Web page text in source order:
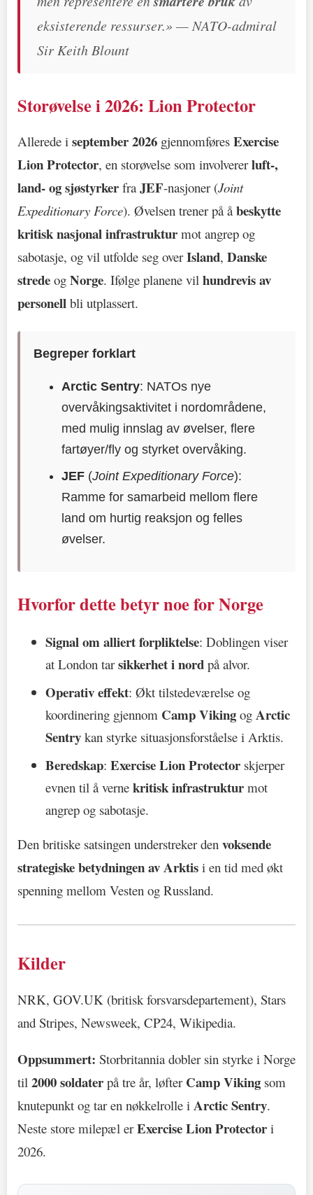
eksisterende ressurser.» — NATO-admiral
Sir Keith Blount
Storøvelse i 2026: Lion Protector
Allerede i september 2026 gjennomføres Exercise
Lion Protector, en storøvelse som involvererluft-,
land- og sjøstyrker fraJEF-nasjoner (Joint
Expeditionary Force). Øvelsen trener på åbeskytte
kritisk nasjonal infrastruktur mot angrep og
sabotasje, og vil utfolde seg overIsland, Danske
strede og Norge. Ifølge planene vil hundrevis av
personell bli utplassert.
Begreper forklart
Arctic Sentry: NATOs nye
overvåkingsaktivitet i nordområdene,
med mulig innslag av øvelser, flere
fartøyer/fly og styrket overvåking.
JEF (Joint Expeditionary Force):
Ramme for samarbeid mellom flere
land om hurtig reaksjon og felles
øvelser.
Hvorfor dette betyr noe for Norge
Signal om alliert forpliktelse: Doblingen viser
at London tarsikkerhet i nord på alvor.
Operativ effekt: Økt tilstedeværelse og
koordinering gjennom Camp Viking og Arctic
Sentry kan styrke situasjonsforståelse i Arktis.
Beredskap: Exercise Lion Protector skjerper
evnen til å verne kritisk infrastruktur mot
angrep og sabotasje.
Den britiske satsingen understreker den voksende
strategiske betydningen av Arktis i en tid med økt
spenning mellom Vesten og Russland.
Kilder
NRK, GOV.UK (britisk forsvarsdepartement), Stars
and Stripes, Newsweek, CP24, Wikipedia.
Oppsummert: Storbritannia dobler sin styrke i Norge
til 2000 soldater på tre år, løfter Camp Viking som
knutepunkt og tar en nøkkelrolle i Arctic Sentry.
Neste store milepæl erExercise Lion Protector i
2026.